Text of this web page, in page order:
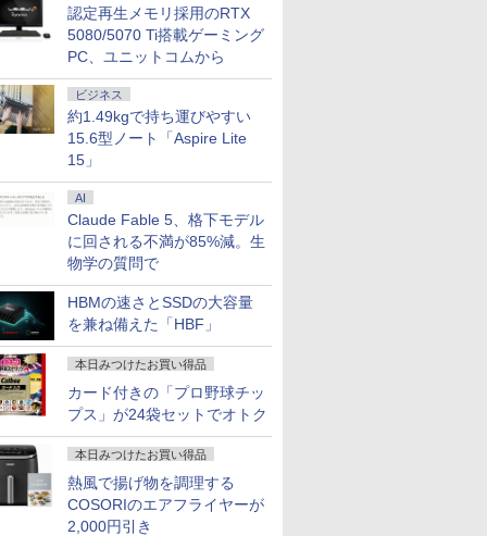
認定再生メモリ採用のRTX
5080/5070 Ti搭載ゲーミング
PC、ユニットコムから
ビジネス
約1.49kgで持ち運びやすい
15.6型ノート「Aspire Lite
15」
AI
Claude Fable 5、格下モデル
に回される不満が85%減。生
物学の質問で
HBMの速さとSSDの大容量
を兼ね備えた「HBF」
本日みつけたお買い得品
カード付きの「プロ野球チッ
プス」が24袋セットでオトク
本日みつけたお買い得品
熱風で揚げ物を調理する
COSORIのエアフライヤーが
2,000円引き